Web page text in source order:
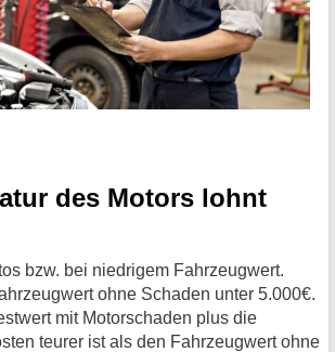
des Motors lohnt
bzw. bei niedrigem Fahrzeugwert.
ohne Schaden unter 5.000€.
mit Motorschaden plus die
teurer ist als den Fahrzeugwert ohne